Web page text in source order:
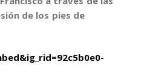
de los pies de